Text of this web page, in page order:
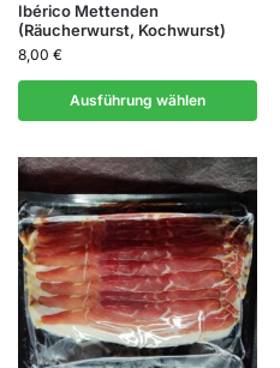
Ibérico Mettenden
(Räucherwurst, Kochwurst)
8,00 €
Ausführung wählen